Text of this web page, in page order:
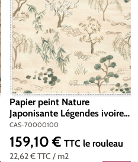
Papier peint Nature
Japonisante Légendes ivoire -
Légendes de Casamance |
Réf. CAS-70000100
CAS-70000100
22,62 €TTC / m2
Prix régulier :
159,10 € TTC le rouleau